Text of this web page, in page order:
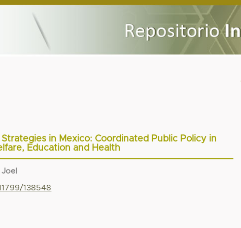
in Mexico: Coordinated Public Policy in
Education and Health
138548